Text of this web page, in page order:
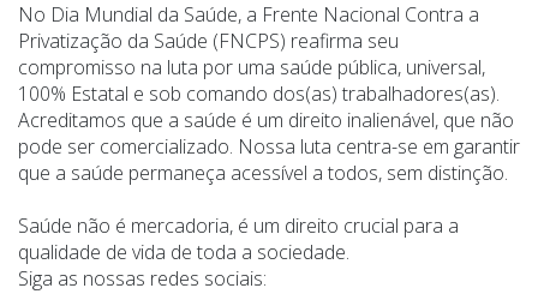
No Dia Mundial da Saúde, a Frente Nacional Contra a
Privatização da Saúde (FNCPS) reafirma seu
compromisso na luta por uma saúde pública, universal,
100% Estatal e sob comando dos(as) trabalhadores(as).
Acreditamos que a saúde é um direito inalienável, que não
pode ser comercializado. Nossa luta centra-se em garantir
que a saúde permaneça acessível a todos, sem distinção.
Saúde não é mercadoria, é um direito crucial para a
qualidade de vida de toda a sociedade.
Siga as nossas redes sociais: